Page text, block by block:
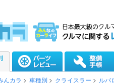
んカラ 車種別 クライスラー ルバ